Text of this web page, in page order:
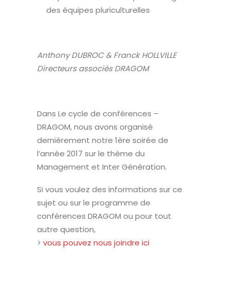
des équipes pluriculturelles
Anthony DUBROC & Franck HOLLVILLE
Directeurs associés DRAGOM
Dans Le cycle de conférences –
DRAGOM, nous avons organisé
dernièrement notre 1ère soirée de
l’année 2017 sur le thème du
Management et Inter Génération.
Si vous voulez des informations sur ce
sujet ou sur le programme de
conférences DRAGOM ou pour tout
autre question,
> vous pouvez nous joindre ici